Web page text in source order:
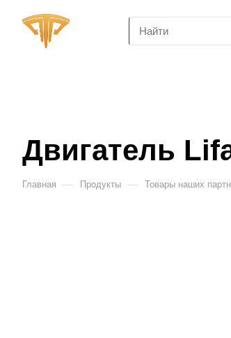
Двигатель
Главная — Продукты — Товары наших